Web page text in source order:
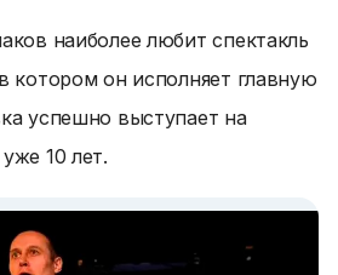
наиболее любит спектакль
котором он исполняет главную
успешно выступает на
10 лет.